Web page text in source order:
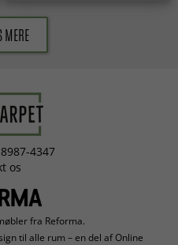
MERE
4347
os
fra Reforma.
til alle rum – en del af Online